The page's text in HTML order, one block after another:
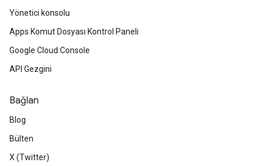
Yönetici konsolu
Apps Komut Dosyası Kontrol Paneli
Google Cloud Console
API Gezgini
Bağlan
Blog
Bülten
X (Twitter)